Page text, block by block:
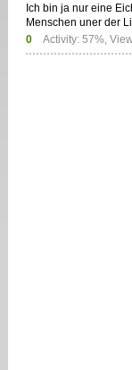
Ich bin ja nur eine
Menschen uner der
0
Activity: 57%,